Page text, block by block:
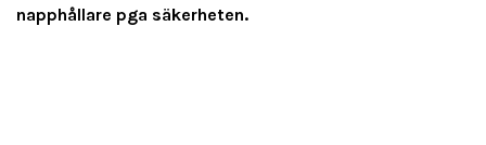
napphållare pga säkerheten.